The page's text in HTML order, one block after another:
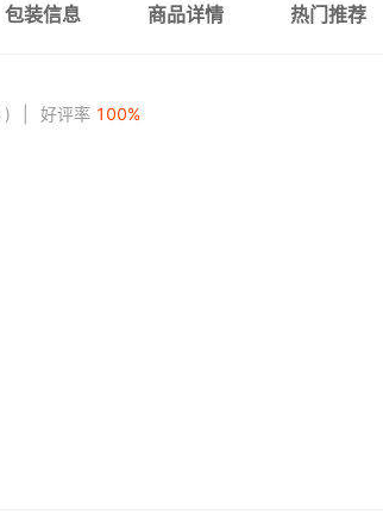
包装信息 商品详情 热门推荐
好评率 100%